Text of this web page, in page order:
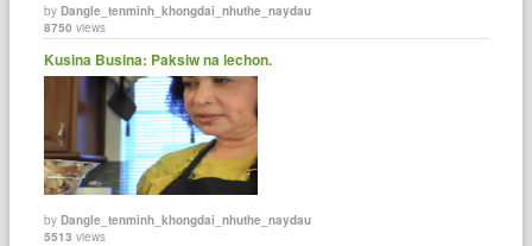
byDangle_tenminh_khongdai_nhuthe_naydau
8750 views
Kusina Busina: Paksiw na lechon.
byDangle_tenminh_khongdai_nhuthe_naydau
5513 views